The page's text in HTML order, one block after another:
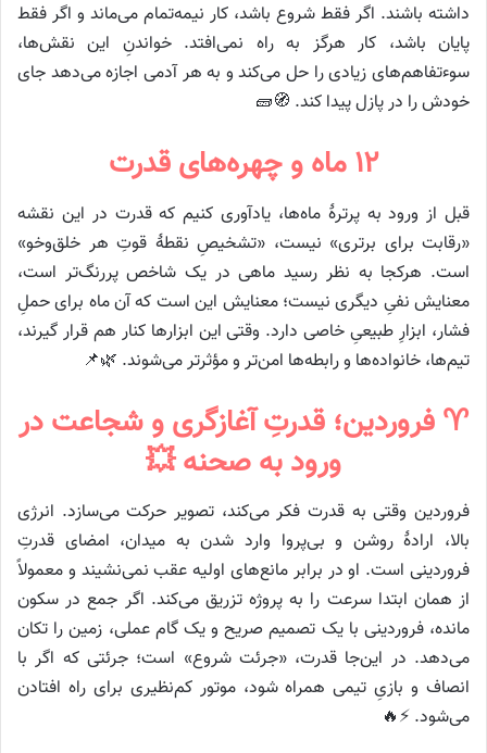
داشته باشند. اگر فقط شروع باشد، کار نیمه‌تمام می‌ماند و اگر فقط
پایان باشد، کار هرگز به راه نمی‌افتد. خواندنِ این نقش‌ها،
سوءتفاهم‌های زیادی را حل می‌کند و به هر آدمی اجازه می‌دهد جای
خودش را در پازل پیدا کند. 🧭🧱
۱۲ ماه و چهره‌های قدرت
قبل از ورود به پرترهٔ ماه‌ها، یادآوری کنیم که قدرت در این نقشه
«رقابت برای برتری» نیست، «تشخیصِ نقطهٔ قوتِ هر خلق‌وخو»
است. هرکجا به نظر رسید ماهی در یک شاخص پررنگ‌تر است،
معنایش نفیِ دیگری نیست؛ معنایش این است که آن ماه برای حملِ
فشار، ابزارِ طبیعیِ خاصی دارد. وقتی این ابزارها کنار هم قرار گیرند،
تیم‌ها، خانواده‌ها و رابطه‌ها امن‌تر و مؤثرتر می‌شوند. 🌿📌
♈ فروردین؛ قدرتِ آغازگری و شجاعت در
ورود به صحنه 💥
فروردین وقتی به قدرت فکر می‌کند، تصویر حرکت می‌سازد. انرژی
بالا، ارادهٔ روشن و بی‌پروا وارد شدن به میدان، امضای قدرتِ
فروردینی است. او در برابر مانع‌های اولیه عقب نمی‌نشیند و معمولاً
از همان ابتدا سرعت را به پروژه تزریق می‌کند. اگر جمع در سکون
مانده، فروردینی با یک تصمیم صریح و یک گام عملی، زمین را تکان
می‌دهد. در این‌جا قدرت، «جرئت شروع» است؛ جرئتی که اگر با
انصاف و بازیِ تیمی همراه شود، موتور کم‌نظیری برای راه افتادن
می‌شود. ⚡️🔥